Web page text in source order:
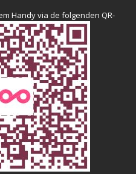
Handy via de folgenden QR-